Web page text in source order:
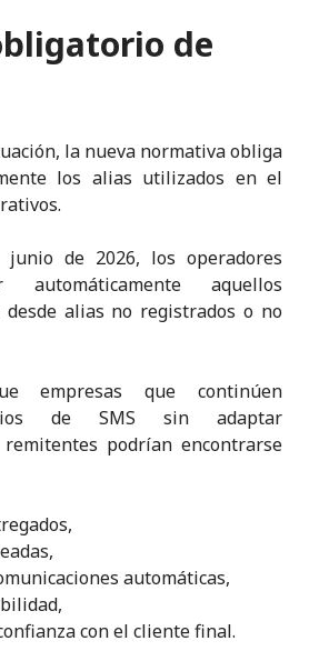
de
la nueva normativa obliga
los alias utilizados en el
de 2026, los operadores
automáticamente aquellos
desde alias no registrados o no
empresas que continúen
de SMS sin adaptar
podrían encontrarse
automáticas,
con el cliente final.